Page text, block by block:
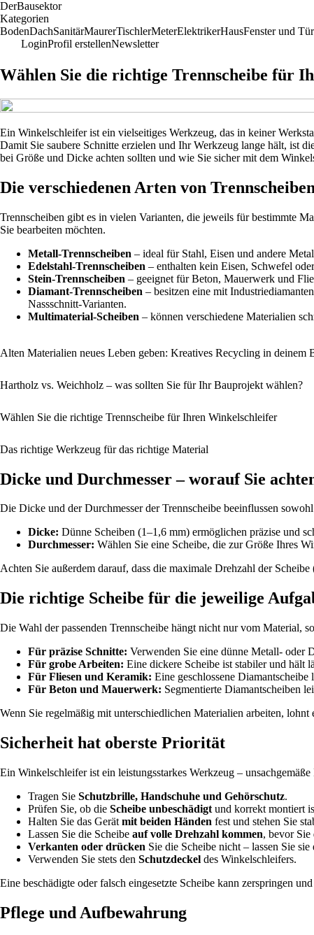
DerBausektor
Kategorien
BodenDachSanitärMaurerTischlerMeterElektrikerHausFenster und
LoginProfil erstellenNewsletter
Wählen Sie die richtige Trennscheibe für
Ein Winkelschleifer ist ein vielseitiges Werkzeug, das in keiner
Damit Sie saubere Schnitte erzielen und Ihr Werkzeug lange hält, ist
bei Größe und Dicke achten sollten und wie Sie sicher mit dem
Die verschiedenen Arten von Trennscheiben
Trennscheiben gibt es in vielen Varianten, die jeweils für bestimmte
Sie bearbeiten möchten.
Metall-Trennscheiben – ideal für Stahl, Eisen und andere
Edelstahl-Trennscheiben – enthalten kein Eisen, Schwefel
Stein-Trennscheiben – geeignet für Beton, Mauerwerk und
Diamant-Trennscheiben – besitzen eine mit
Nassschnitt-Varianten.
Multimaterial-Scheiben – können verschiedene Materialien
Alten Materialien neues Leben geben: Kreatives Recycling in deinem
Hartholz vs. Weichholz – was sollten Sie für Ihr Bauprojekt wählen?
Wählen Sie die richtige Trennscheibe für Ihren Winkelschleifer
Das richtige Werkzeug für das richtige Material
Dicke und Durchmesser – worauf Sie
Die Dicke und der Durchmesser der Trennscheibe beeinflussen
Dicke: Dünne Scheiben (1–1,6 mm) ermöglichen präzise und
Durchmesser: Wählen Sie eine Scheibe, die zur Größe Ihres
Achten Sie außerdem darauf, dass die maximale Drehzahl der
Die richtige Scheibe für die jeweilige
Die Wahl der passenden Trennscheibe hängt nicht nur vom Material,
Für präzise Schnitte: Verwenden Sie eine dünne Metall- oder
Für grobe Arbeiten: Eine dickere Scheibe ist stabiler und hält
Für Fliesen und Keramik: Eine geschlossene
Für Beton und Mauerwerk: Segmentierte Diamantscheiben
Wenn Sie regelmäßig mit unterschiedlichen Materialien arbeiten,
Sicherheit hat oberste Priorität
Ein Winkelschleifer ist ein leistungsstarkes Werkzeug –
Tragen Sie Schutzbrille, Handschuhe und Gehörschutz.
Prüfen Sie, ob die Scheibe unbeschädigt und korrekt montiert
Halten Sie das Gerät mit beiden Händen fest und stehen Sie
Lassen Sie die Scheibe auf volle Drehzahl kommen, bevor Sie
Verkanten oder drücken Sie die Scheibe nicht – lassen Sie
Verwenden Sie stets den Schutzdeckel des Winkelschleifers.
Eine beschädigte oder falsch eingesetzte Scheibe kann zerspringen
Pflege und Aufbewahrung